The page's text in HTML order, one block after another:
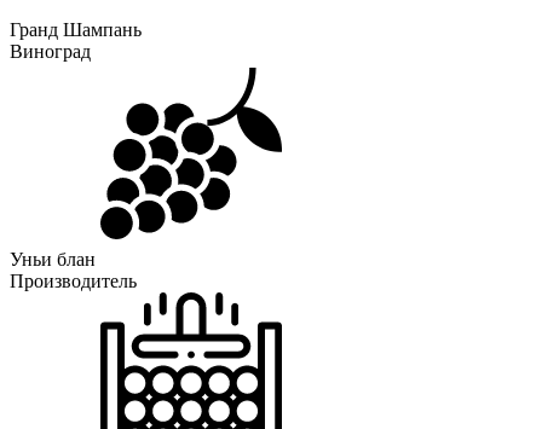
Гранд Шампань
Виноград
Уньи блан
Производитель